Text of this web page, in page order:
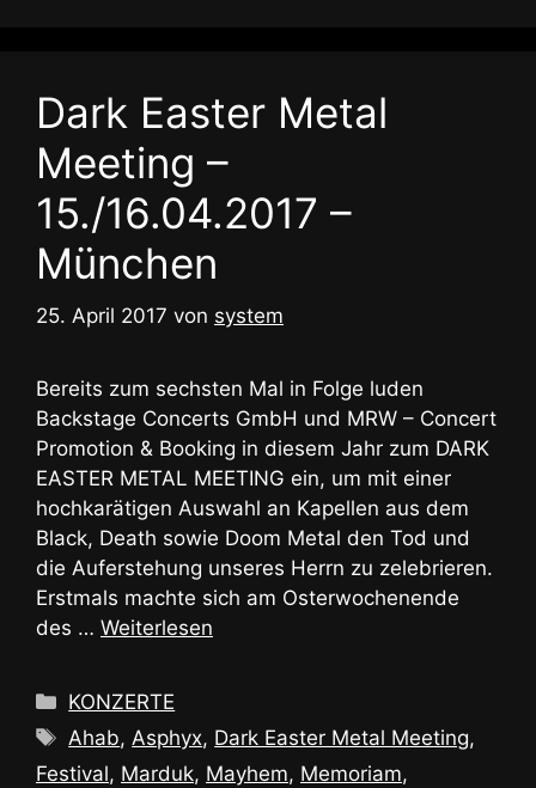
Dark Easter Metal
Meeting –
15./16.04.2017 –
München
25. April 2017 von system
Bereits zum sechsten Mal in Folge luden
Backstage Concerts GmbH und MRW – Concert
Promotion & Booking in diesem Jahr zum DARK
EASTER METAL MEETING ein, um mit einer
hochkarätigen Auswahl an Kapellen aus dem
Black, Death sowie Doom Metal den Tod und
die Auferstehung unseres Herrn zu zelebrieren.
Erstmals machte sich am Osterwochenende
des … Weiterlesen
Kategorien
KONZERTE
Schlagwörter
Ahab,Asphyx, Dark Easter Metal Meeting,
Festival, Marduk, Mayhem, Memoriam,